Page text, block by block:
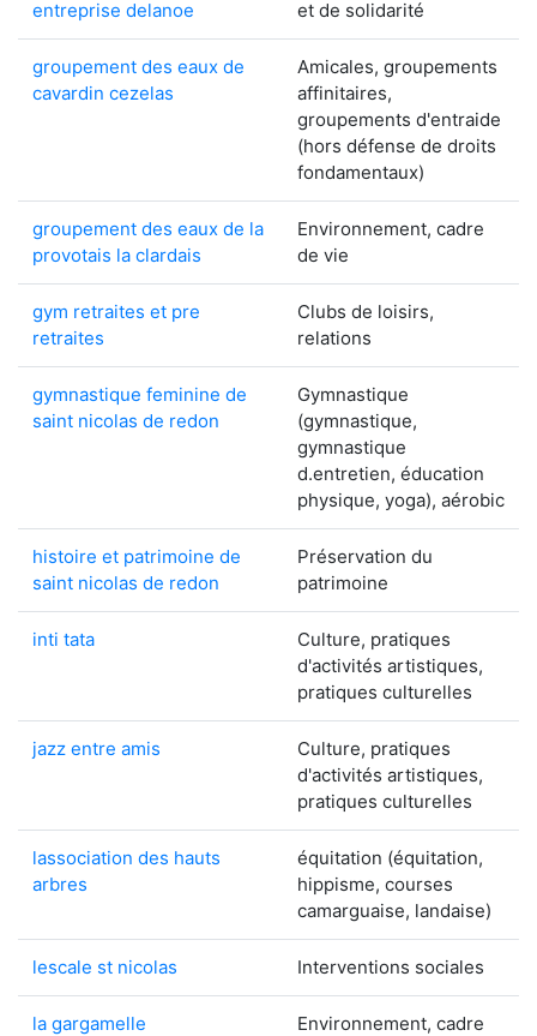
entreprise delanoe et de solidarité
groupement des eaux de
cavardin cezelas
Amicales, groupements
affinitaires,
groupements d'entraide
(hors défense de droits
fondamentaux)
groupement des eaux de la
provotais la clardais
Environnement, cadre
de vie
gym retraites et pre
retraites
Clubs de loisirs,
relations
gymnastique feminine de
saint nicolas de redon
Gymnastique
(gymnastique,
gymnastique
d.entretien, éducation
physique, yoga), aérobic
histoire et patrimoine de
saint nicolas de redon
Préservation du
patrimoine
inti tata
Culture, pratiques
d'activités artistiques,
pratiques culturelles
jazz entre amis
Culture, pratiques
d'activités artistiques,
pratiques culturelles
lassociation des hauts
arbres
équitation (équitation,
hippisme, courses
camarguaise, landaise)
lescale st nicolas Interventions sociales
la gargamelle
Environnement, cadre